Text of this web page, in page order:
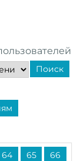
Поиск
64 65 66